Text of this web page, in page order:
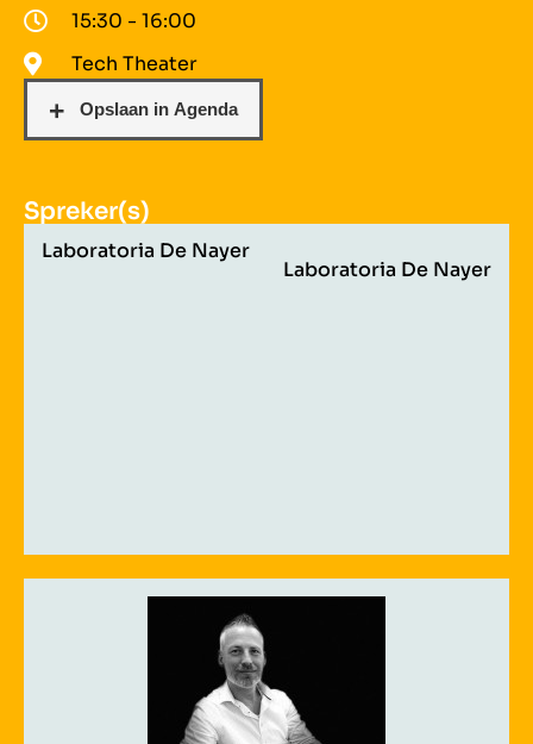
15:30 - 16:00
Tech Theater
Spreker(s)
Laboratoria De Nayer
Laboratoria De Nayer